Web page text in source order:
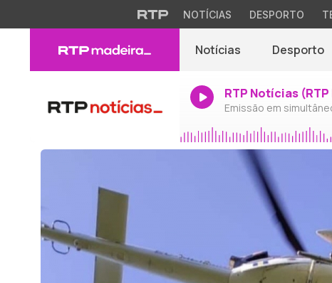
NOTÍCIAS DESPORTO
Notícias Desporto
RTP Notícias
Emissão em